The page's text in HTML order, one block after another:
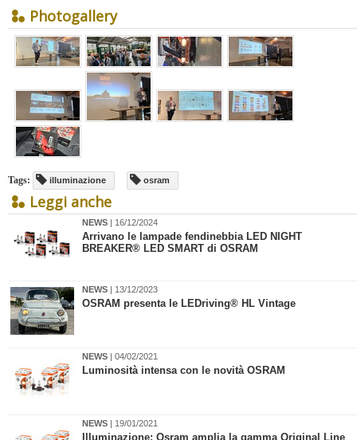
Photogallery
Tags: illuminazione osram
Leggi anche
NEWS | 16/12/2024
​Arrivano le lampade fendinebbia LED NIGHT
BREAKER® LED SMART di OSRAM
NEWS | 13/12/2023
OSRAM presenta le LEDriving® HL Vintage
NEWS | 04/02/2021
Luminosità intensa con le novità OSRAM
NEWS | 19/01/2021
Illuminazione: Osram amplia la gamma Original Line